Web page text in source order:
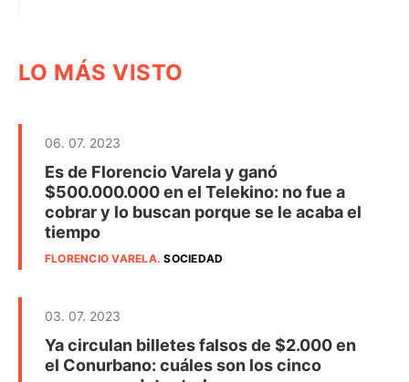
LO MÁS VISTO
06. 07. 2023
Es de Florencio Varela y ganó
$500.000.000 en el Telekino: no fue a
cobrar y lo buscan porque se le acaba el
tiempo
FLORENCIO VARELA.SOCIEDAD
03. 07. 2023
Ya circulan billetes falsos de $2.000 en
el Conurbano: cuáles son los cinco